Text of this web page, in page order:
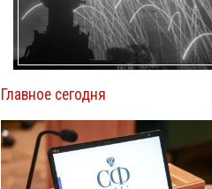
Главное сегодня